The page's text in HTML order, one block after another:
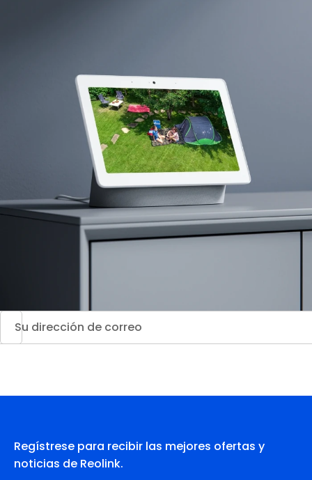
Regístrese para recibir las mejores ofertas y
noticias de Reolink.